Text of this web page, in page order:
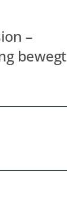
–
bewegt